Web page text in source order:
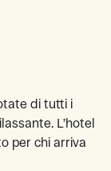
di tutti i
L’hotel
per chi arriva